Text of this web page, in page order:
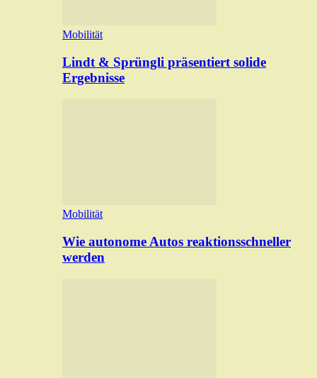
Mobilität
Lindt & Sprüngli präsentiert solide
Ergebnisse
Mobilität
Wie autonome Autos reaktionsschneller
werden